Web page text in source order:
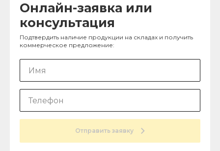
Онлайн-заявка или
консультация
Подтвердить наличие продукции на складах и получить
коммерческое предложение:
Отправить заявку